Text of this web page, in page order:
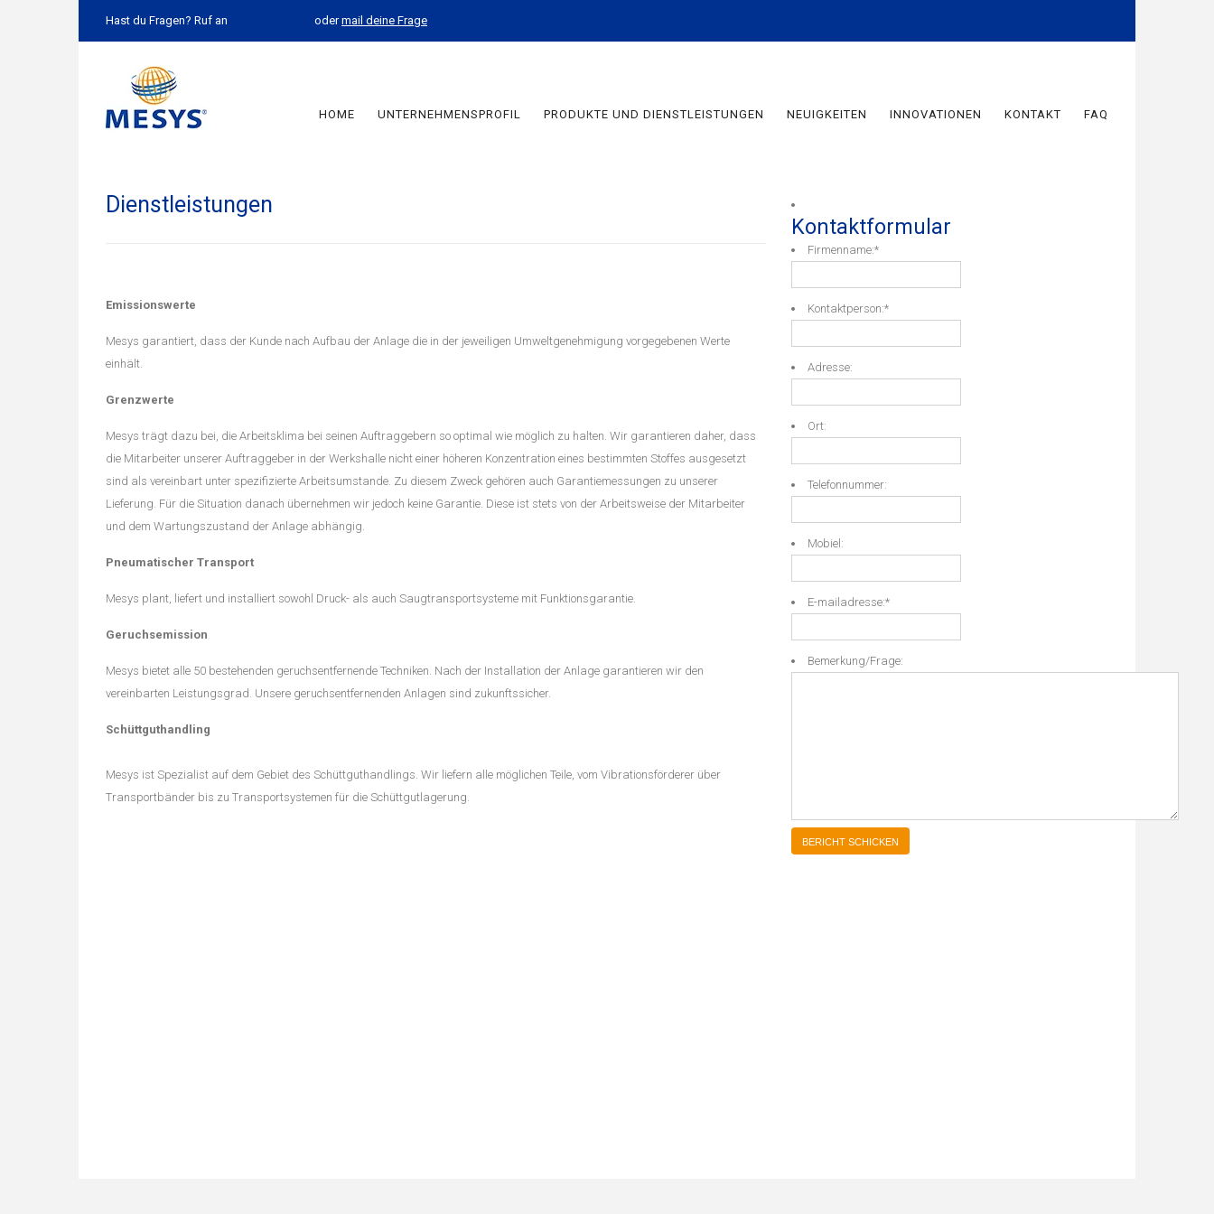
Hast du Fragen? Ruf an odermail deine Frage
HOME UNTERNEHMENSPROFIL PRODUKTE UND DIENSTLEISTUNGEN NEUIGKEITEN INNOVATIONEN KONTAKT FAQ
Dienstleistungen
Emissionswerte
Mesys garantiert, dass der Kunde nach Aufbau der Anlage die in der jeweiligen Umweltgenehmigung vorgegebenen Werte
einhält.
Grenzwerte
Mesys trägt dazu bei, die Arbeitsklima bei seinen Auftraggebern so optimal wie möglich zu halten. Wir garantieren daher, dass
die Mitarbeiter unserer Auftraggeber in der Werkshalle nicht einer höheren Konzentration eines bestimmten Stoffes ausgesetzt
sind als vereinbart unter spezifizierte Arbeitsumstande. Zu diesem Zweck gehören auch Garantiemessungen zu unserer
Lieferung. Für die Situation danach übernehmen wir jedoch keine Garantie. Diese ist stets von der Arbeitsweise der Mitarbeiter
und dem Wartungszustand der Anlage abhängig.
Pneumatischer Transport
Mesys plant, liefert und installiert sowohl Druck- als auch Saugtransportsysteme mit Funktionsgarantie.
Geruchsemission
Mesys bietet alle 50 bestehenden geruchsentfernende Techniken. Nach der Installation der Anlage garantieren wir den
vereinbarten Leistungsgrad. Unsere geruchsentfernenden Anlagen sind zukunftssicher.
Schüttguthandling
Mesys ist Spezialist auf dem Gebiet des Schüttguthandlings. Wir liefern alle möglichen Teile, vom Vibrationsförderer über
Transportbänder bis zu Transportsystemen für die Schüttgutlagerung.
Kontaktformular
Firmenname:*
Kontaktperson:*
Adresse:
Ort:
Telefonnummer:
Mobiel:
E-mailadresse:*
Bemerkung/Frage: